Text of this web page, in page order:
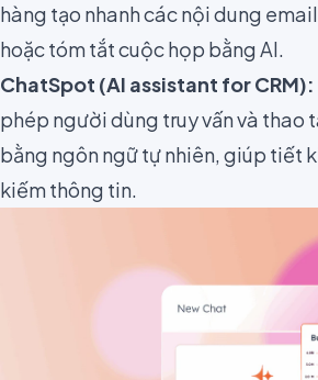
hàng tạo nhanh các nội dung
hoặc tóm tắt cuộc họp bằng AI.
ChatSpot (AI assistant for CRM):
phép người dùng truy vấn và thao
bằng ngôn ngữ tự nhiên, giúp tiết
kiếm thông tin.